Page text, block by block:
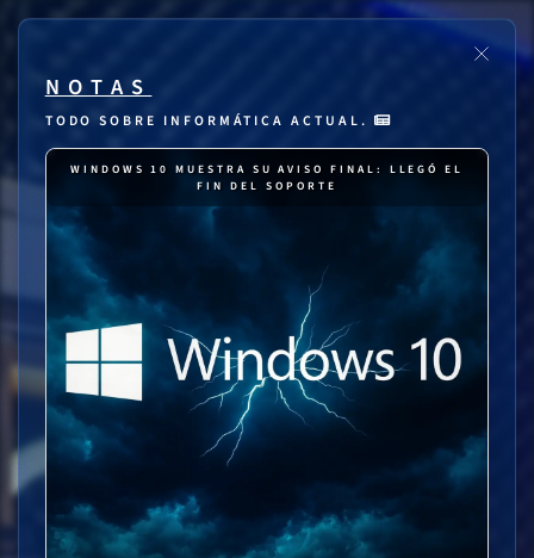
NOTAS
TODO SOBRE INFORMÁTICA ACTUAL.
WINDOWS 10 MUESTRA SU AVISO FINAL: LLEGÓ EL
FIN DEL SOPORTE